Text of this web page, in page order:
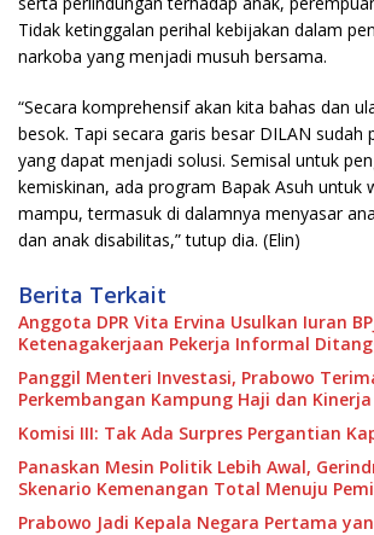
Tidak ketinggalan perihal kebijakan dalam
narkoba yang menjadi musuh bersama.
“Secara komprehensif akan kita bahas dan
besok. Tapi secara garis besar DILAN sudah
yang dapat menjadi solusi. Semisal untuk
kemiskinan, ada program Bapak Asuh untuk
mampu, termasuk di dalamnya menyasar
dan anak disabilitas,” tutup dia. (Elin)
Berita Terkait
Anggota DPR Vita Ervina Usulkan Iuran
Ketenagakerjaan Pekerja Informal
Panggil Menteri Investasi, Prabowo
Perkembangan Kampung Haji dan Kinerja
Komisi III: Tak Ada Surpres Pergantian
Panaskan Mesin Politik Lebih Awal,
Skenario Kemenangan Total Menuju
Prabowo Jadi Kepala Negara Pertama